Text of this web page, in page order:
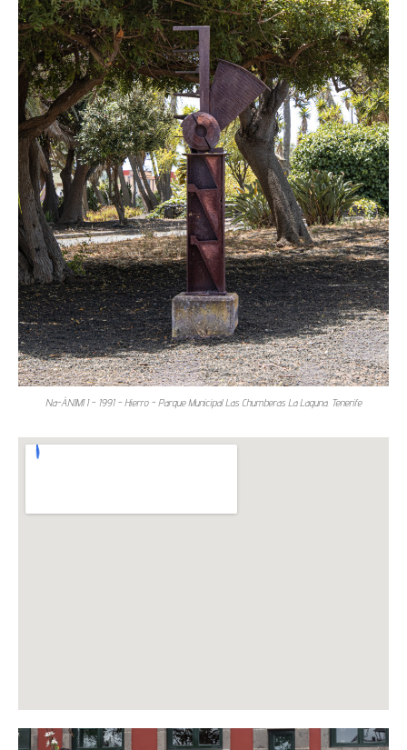
Na-ÀNIMI I - 1991 - Hierro - Parque Municipal Las Chumberas La Laguna. Tenerife